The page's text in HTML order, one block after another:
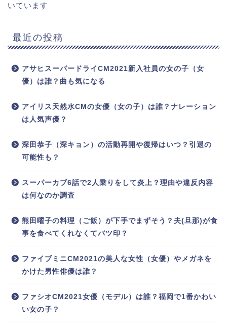
いています
最近の投稿
アサヒスーパードライCM2021新入社員の女の子（女
優）は誰？曲も気になる
アイリス天然水CMの女優（女の子）は誰？ナレーション
は人気声優？
深田恭子（深キョン）の活動再開や復帰はいつ？引退の
可能性も？
スーパーカブ6話で2人乗りをして炎上？理由や違反内容
は何なのか調査
熊田曜子の料理（ご飯）が下手でまずそう？夫(旦那)が食
事を食べてくれなくてバツ印？
ファイブミニCM2021の美人な女性（女優）やメガネを
かけた男性俳優は誰？
ファシオCM2021女優（モデル）は誰？福岡で1番かわい
い女の子？